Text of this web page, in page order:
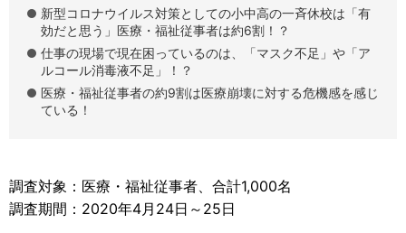
新型コロナウイルス対策としての小中高の一斉休校は「有
効だと思う」医療・福祉従事者は約6割！？
仕事の現場で現在困っているのは、「マスク不足」や「ア
ルコール消毒液不足」！？
医療・福祉従事者の約9割は医療崩壊に対する危機感を感じ
ている！
調査対象：医療・福祉従事者、合計1,000名
調査期間：2020年4月24日～25日